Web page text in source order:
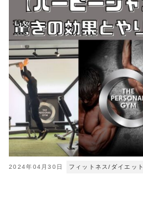
2024年04月30日 フィットネス/ダイエット